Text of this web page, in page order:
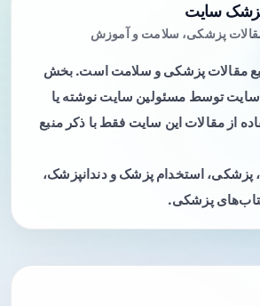
سایت
پزشکی، سلامت و آموزش
مقالات پزشکی و سلامت است. بخش
سایت توسط مسئولین سایت نوشته یا
از مقالات این سایت فقط با ذکر منبع
پزشکی، استخدام پزشک و دندانپزشک،